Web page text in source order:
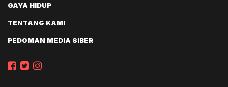
GAYA HIDUP
TENTANG KAMI
PEDOMAN MEDIA SIBER